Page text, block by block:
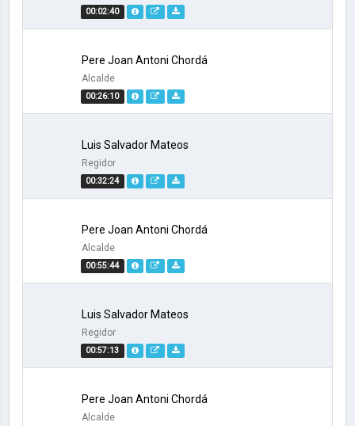
00:02:40
00:26:10
Pere Joan Antoni Chordá
Alcalde
00:32:24
Luis Salvador Mateos
Regidor
00:55:44
Pere Joan Antoni Chordá
Alcalde
00:57:13
Luis Salvador Mateos
Regidor
Pere Joan Antoni Chordá
Alcalde